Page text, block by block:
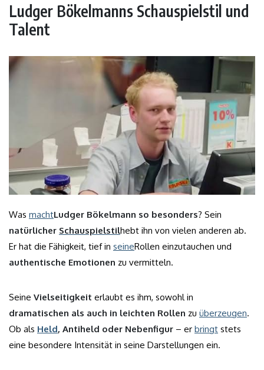
Ludger Bökelmanns Schauspielstil und
Talent
Was machtLudger Bökelmann so besonders? Sein
natürlicher Schauspielstilhebt ihn von vielen anderen ab.
Er hat die Fähigkeit, tief in seineRollen einzutauchen und
authentische Emotionen zu vermitteln.
Seine Vielseitigkeit erlaubt es ihm, sowohl in
dramatischen als auch in leichten Rollen zu überzeugen.
Ob als Held, Antiheld oder Nebenfigur – er bringt stets
eine besondere Intensität in seine Darstellungen ein.